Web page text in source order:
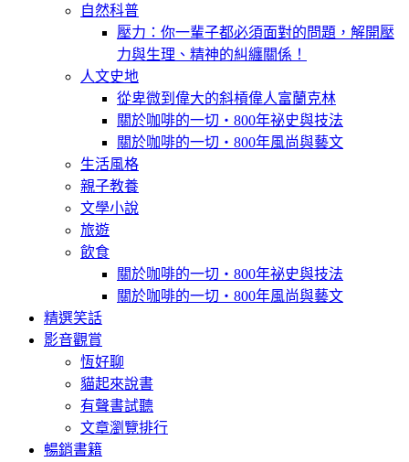
自然科普
壓力：你一輩子都必須面對的問題，解開壓
力與生理、精神的糾纏關係！
人文史地
從卑微到偉大的斜槓偉人富蘭克林
關於咖啡的一切‧800年祕史與技法
關於咖啡的一切‧800年風尚與藝文
生活風格
親子教養
文學小說
旅遊
飲食
關於咖啡的一切‧800年祕史與技法
關於咖啡的一切‧800年風尚與藝文
精選笑話
影音觀賞
恆好聊
貓起來說書
有聲書試聽
文章瀏覽排行
暢銷書籍